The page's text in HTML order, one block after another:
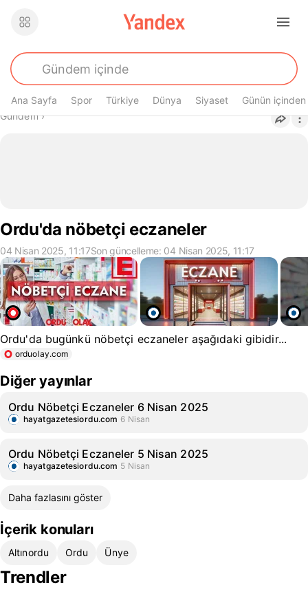
Ana Sayfa Spor Türkiye Dünya Siyaset Günün içinden
Buradasın
Gündem›
Ordu'da nöbetçi eczaneler
04 Nisan 2025, 11:17Son güncelleme: 04 Nisan 2025, 11:17
Ordu'da bugünkü nöbetçi eczaneler aşağıdaki gibidir...
orduolay.com
Diğer yayınlar
Ordu Nöbetçi Eczaneler 6 Nisan 2025
hayatgazetesiordu.com 6 Nisan
Ordu Nöbetçi Eczaneler 5 Nisan 2025
hayatgazetesiordu.com 5 Nisan
Daha fazlasını göster
İçerik konuları
Altınordu Ordu Ünye
Trendler